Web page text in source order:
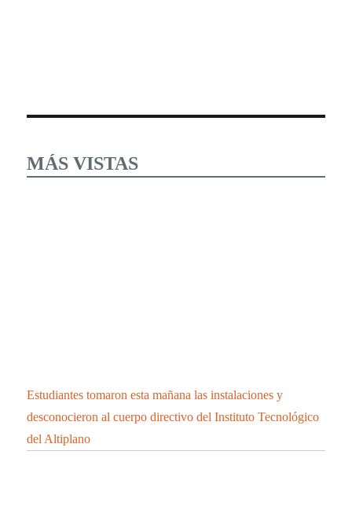
MÁS VISTAS
Estudiantes tomaron esta mañana las instalaciones y
desconocieron al cuerpo directivo del Instituto Tecnológico
del Altiplano